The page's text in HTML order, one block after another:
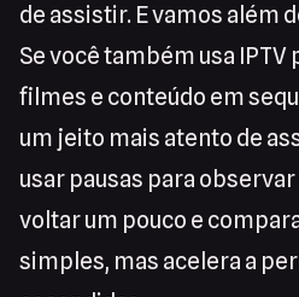
de assistir. E vamos além
Se você também usa IPTV
filmes e conteúdo em
um jeito mais atento de
usar pausas para
voltar um pouco e
simples, mas acelera a